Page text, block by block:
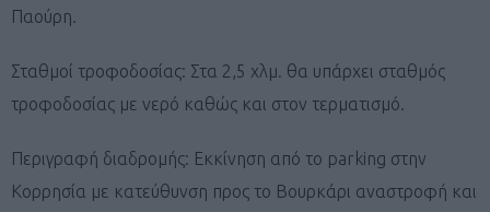
Παούρη.
Σταθμοί τροφοδοσίας: Στα 2,5 χλμ. θα υπάρχει σταθμός
τροφοδοσίας με νερό καθώς και στον τερματισμό.
Περιγραφή διαδρομής: Εκκίνηση από το parking στην
Κορρησία με κατεύθυνση προς το Βουρκάρι αναστροφή και